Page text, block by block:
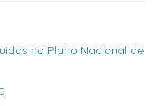
no Plano Nacional de